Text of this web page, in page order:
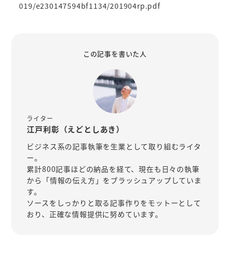
019/e230147594bf1134/201904rp.pdf
この記事を書いた人
ライター
江戸利彰（えどとしあき）
ビジネス系の記事執筆を生業として取り組むライタ
ー。
累計800記事ほどの納品を経て、現在も日々の執筆
から「情報の伝え方」をブラッシュアップしていま
す。
ソースをしっかりと取る記事作りをモットーとして
おり、正確な情報提供に努めています。